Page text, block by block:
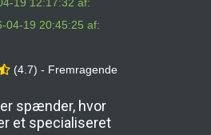
04-19 20:45:25 af:
(4.7) - Fremragende
spænder, hvor
et specialiseret